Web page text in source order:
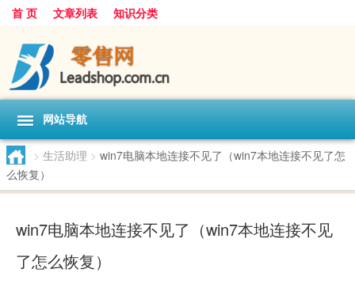
首 页 文章列表 知识分类
网站导航
> 生活助理 > win7电脑本地连接不见了（win7本地连接不见了怎
么恢复）
win7电脑本地连接不见了（win7本地连接不见
了怎么恢复）